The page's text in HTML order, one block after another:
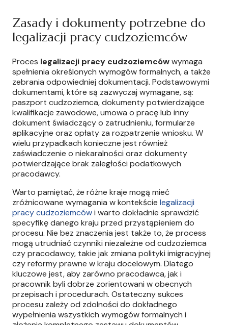
Zasady i dokumenty potrzebne do
legalizacji pracy cudzoziemców
Proces legalizacji pracy cudzoziemcówwymaga
spełnienia określonych wymogów formalnych, a także
zebrania odpowiedniej dokumentacji. Podstawowymi
dokumentami, które są zazwyczaj wymagane, są:
paszport cudzoziemca, dokumenty potwierdzające
kwalifikacje zawodowe, umowa o pracę lub inny
dokument świadczący o zatrudnieniu, formularze
aplikacyjne oraz opłaty za rozpatrzenie wniosku. W
wielu przypadkach konieczne jest również
zaświadczenie o niekaralności oraz dokumenty
potwierdzające brak zaległości podatkowych
pracodawcy.
Warto pamiętać, że różne kraje mogą mieć
zróżnicowane wymagania w kontekście legalizacji
pracy cudzoziemcówi warto dokładnie sprawdzić
specyfikę danego kraju przed przystąpieniem do
procesu. Nie bez znaczenia jest także to, że process
mogą utrudniać czynniki niezależne od cudzoziemca
czy pracodawcy, takie jak zmiana polityki imigracyjnej
czy reformy prawne w kraju docelowym. Dlatego
kluczowe jest, aby zarówno pracodawca, jak i
pracownik byli dobrze zorientowani w obecnych
przepisach i procedurach. Ostateczny sukces
procesu zależy od zdolności do dokładnego
wypełnienia wszystkich wymogów formalnych i